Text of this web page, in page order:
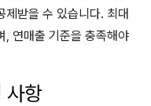
제받을 수 있습니다. 최대
, 연매출 기준을 충족해야
사항